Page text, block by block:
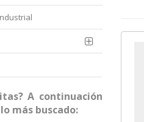
A continuación
más buscado: